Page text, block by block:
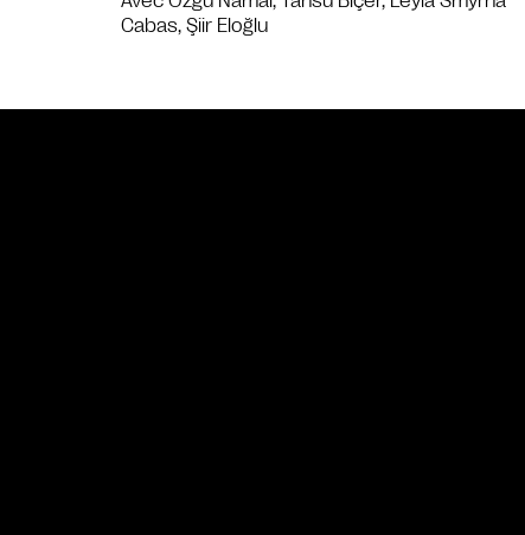
Cabas, Şiir Eloğlu